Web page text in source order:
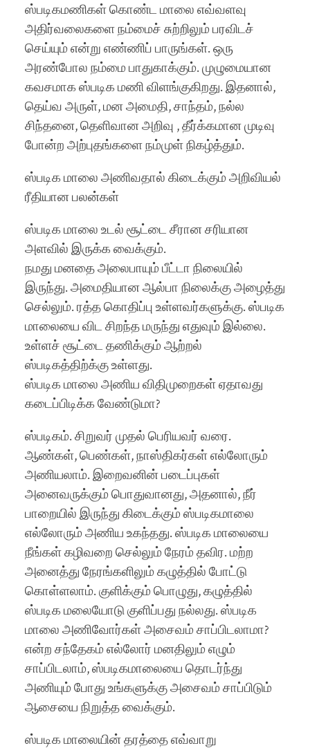
ஸ்படிகமணிகள் கொண்ட மாலை எவ்வளவு
அதிர்வலைகளை நம்மைச் சுற்றிலும் பரவிடச்
செய்யும் என்று எண்ணிப் பாருங்கள். ஒரு
அரண்போல நம்மை பாதுகாக்கும். முழுமையான
கவசமாக ஸ்படிக மணி விளங்குகிறது. இதனால்,
தெய்வ அருள், மன அமைதி, சாந்தம், நல்ல
சிந்தனை, தெளிவான அறிவு , தீர்க்கமான முடிவு
போன்ற அற்புதங்களை நம்முள் நிகழ்த்தும்.
ஸ்படிக மாலை அணிவதால் கிடைக்கும் அறிவியல்
ரீதியான பலன்கள்
ஸ்படிக மாலை உடல் சூட்டை சீரான சரியான
அளவில் இருக்க வைக்கும்.
நமது மனதை அலைபாயும் பீட்டா நிலையில்
இருந்து. அமைதியான ஆல்பா நிலைக்கு அழைத்து
செல்லும். ரத்த கொதிப்பு உள்ளவர்களுக்கு. ஸ்படிக
மாலையை விட சிறந்த மருந்து எதுவும் இல்லை.
உள்ளச் சூட்டை தணிக்கும் ஆற்றல்
ஸ்படிகத்திற்க்கு உள்ளது.
ஸ்படிக மாலை அணிய விதிமுறைகள் ஏதாவது
கடைப்பிடிக்க வேண்டுமா?
ஸ்படிகம். சிறுவர் முதல் பெரியவர் வரை.
ஆண்கள், பெண்கள், நாஸ்திகர்கள் எல்லோரும்
அணியலாம். இறைவனின் படைப்புகள்
அனைவருக்கும் பொதுவானது, அதனால், நீர்
பாறையில் இருந்து கிடைக்கும் ஸ்படிகமாலை
எல்லோரும் அணிய உகந்தது. ஸ்படிக மாலையை
நீங்கள் கழிவறை செல்லும் நேரம் தவிர. மற்ற
அனைத்து நேரங்களிலும் கழுத்தில் போட்டு
கொள்ளலாம். குளிக்கும் பொழுது, கழுத்தில்
ஸ்படிக மலையோடு குளிப்பது நல்லது. ஸ்படிக
மாலை அணிவோர்கள் அசைவம் சாப்பிடலாமா?
என்ற சந்தேகம் எல்லோர் மனதிலும் எழும்
சாப்பிடலாம், ஸ்படிகமாலையை தொடர்ந்து
அணியும் போது உங்களுக்கு அசைவம் சாப்பிடும்
ஆசையை நிறுத்த வைக்கும்.
ஸ்படிக மாலையின் தரத்தை எவ்வாறு